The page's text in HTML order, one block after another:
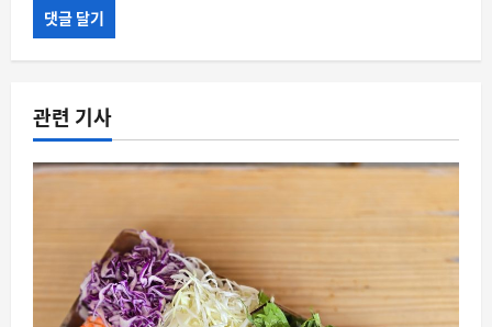
관련 기사